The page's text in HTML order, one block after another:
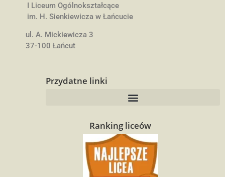
I Liceum Ogólnokształcące
im. H. Sienkiewicza w Łańcucie
ul. A. Mickiewicza 3
37-100 Łańcut
Przydatne linki
Ranking liceów